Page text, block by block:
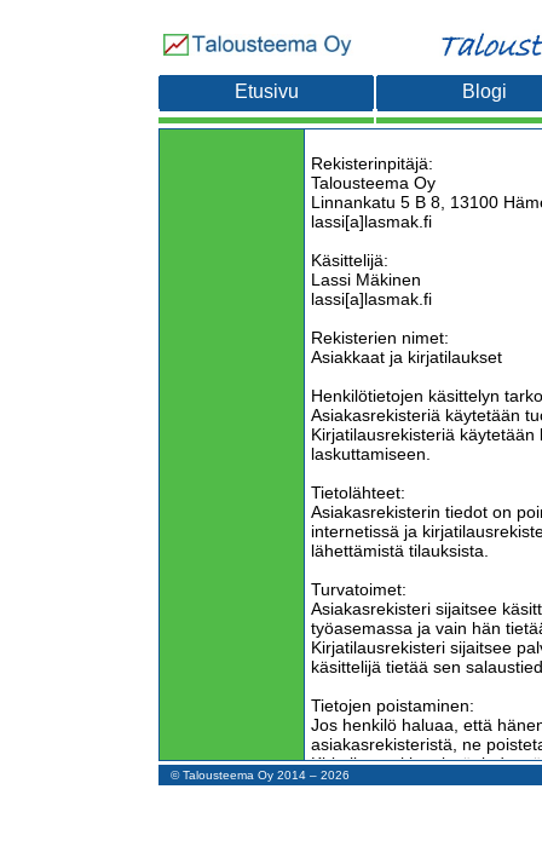
Etusivu Blogi
Rekisterinpitäjä:
Talousteema Oy
Linnankatu 5 B 8, 13100
lassi[a]lasmak.fi
Käsittelijä:
Lassi Mäkinen
lassi[a]lasmak.fi
Rekisterien nimet:
Asiakkaat ja kirjatilaukset
Henkilötietojen käsittelyn
Asiakasrekisteriä käytetään
Kirjatilausrekisteriä
laskuttamiseen.
Tietolähteet:
Asiakasrekisterin tiedot on
internetissä ja
lähettämistä tilauksista.
Turvatoimet:
Asiakasrekisteri sijaitsee
työasemassa ja vain hän
Kirjatilausrekisteri sijaitsee
käsittelijä tietää sen
Tietojen poistaminen:
Jos henkilö haluaa, että
asiakasrekisteristä, ne
Kirjatilausrekisterissä tiedot
edellytetyn ajan.
© Talousteema Oy 2014 – 2026